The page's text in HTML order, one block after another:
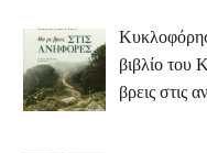
βιβλίο του
βρεις στις